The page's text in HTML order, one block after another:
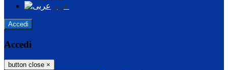
عربى
Accedi
Accedi
button close ×